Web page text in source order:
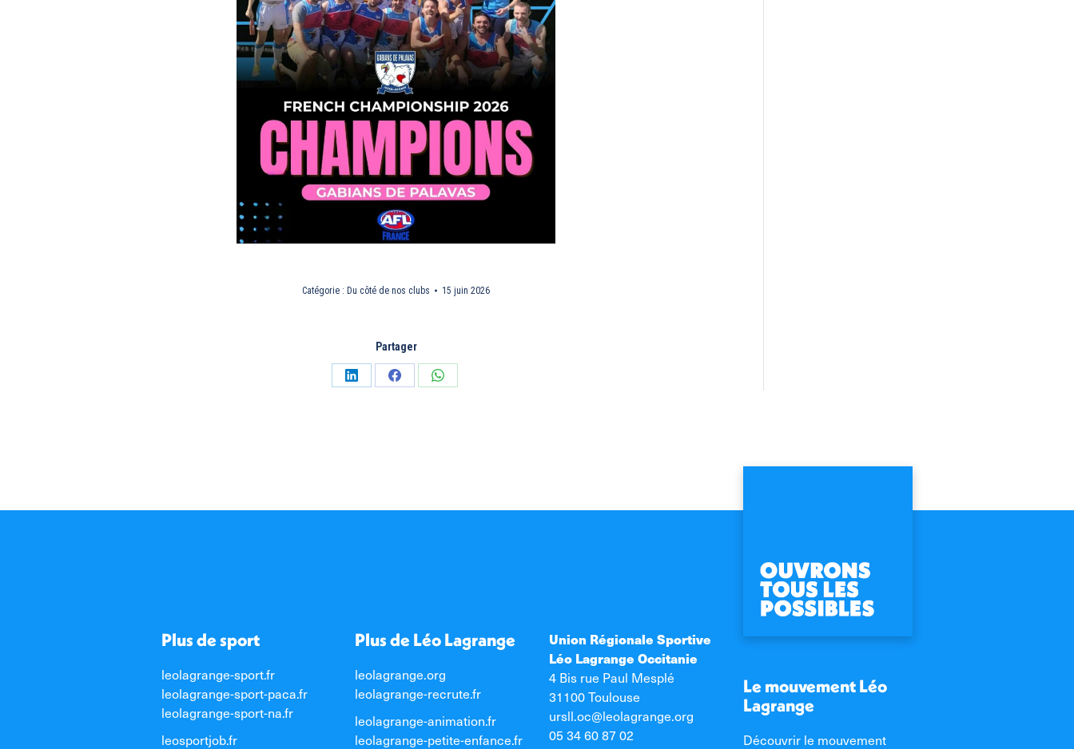
Catégorie :Du côté de nos clubs 15 juin 2026
Partager
PartagerPartagerPartager
Plus de sport
leolagrange-sport.fr
leolagrange-sport-paca.fr
leolagrange-sport-na.fr
leosportjob.fr
Plus de Léo Lagrange
leolagrange.org
leolagrange-recrute.fr
leolagrange-animation.fr
leolagrange-petite-enfance.fr
Union Régionale Sportive
Léo Lagrange Occitanie
4 Bis rue Paul Mesplé
31100 Toulouse
ursll.oc@leolagrange.org
05 34 60 87 02
Le mouvement Léo
Lagrange
Découvrir le mouvement